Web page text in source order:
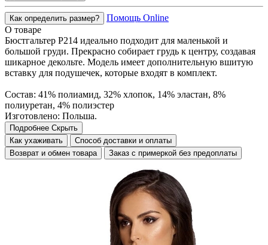
Как определить размер?
Помощь Online
О товаре
Бюстгальтер P214 идеально подходит для маленькой и
большой груди. Прекрасно собирает грудь к центру, создавая
шикарное декольте. Модель имеет дополнительную вшитую
вставку для подушечек, которые входят в комплект.
Состав: 41% полиамид, 32% хлопок, 14% эластан, 8%
полиуретан, 4% полиэстер
Изготовлено: Польша.
Подробнее Скрыть
Как ухаживать
Способ доставки и оплаты
Возврат и обмен товара
Заказ с примеркой без предоплаты